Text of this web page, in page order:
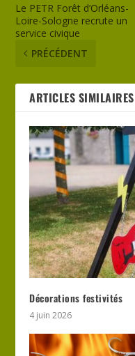
Le PETR Forêt d’Orléans-
Loire-Sologne recrute un
service civique
PRÉCÉDENT
ARTICLES SIMILAIRES
Décorations festivités
4 juin 2026